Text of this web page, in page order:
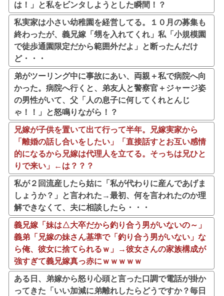
は！」と私をビンタしようとした瞬間！？
私実家は小さい幼稚園を経営してる。１０月の募集も
終わったが、義兄嫁「甥を入れてくれ」私「小規模園
で徒歩通園限定だから範囲外だよ」と断ったんだけ
ど・・・
弟がツーリング中に事故にあい、両親＋私で病院へ向
かった。病院へ行くと、弟友人と警察官＋ジャージ姿
の男性がいて、父「人の息子に何してくれとんじ
ゃ！！」と怒鳴りながら！？
兄嫁が子供を置いて出て行って半年。兄嫁実家から
「離婚の話し合いをしたい」「直接話すとお互い感情
的になるから兄嫁は代理人を立てる。そっちは兄ひと
りで来い」←は？？？
私が２回流産したら姑に「私が代わりに産んであげま
しょうか？」と言われた→最初、何を言われたのか理
解できなくて、夫に相談したら・・・
義兄嫁「妹は△大卒だから釣り合う男がいないの～」
義弟「兄嫁の妹さん基準で「釣り合う男がいない」な
ら俺、彼女に捨てられるｗ」→彼女さんの家族構成が
強すぎて義兄嫁真っ赤にｗｗｗｗｗ
ある日、弟嫁から怒り心頭と言った口調で電話が掛か
ってきた「いい加減に弟離れしたらどうですか？毎日